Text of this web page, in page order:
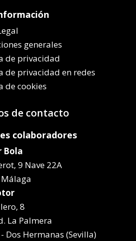
generales
de privacidad
de privacidad en redes
de cookies
de contacto
colaboradores
Bola
9 Nave 22A
8
La Palmera
Dos Hermanas (Sevilla)